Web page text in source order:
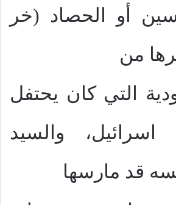
أو الحصاد (خر
التي كان يحتفل
والسيد
قد مارسها